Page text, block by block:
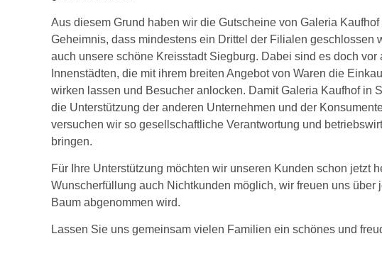
Aus diesem Grund haben wir die Gutscheine von Galeria
Geheimnis, dass mindestens ein Drittel der Filialen geschlossen
auch unsere schöne Kreisstadt Siegburg. Dabei sind es doch
Innenstädten, die mit ihrem breiten Angebot von Waren die
wirken lassen und Besucher anlocken. Damit Galeria Kaufhof in
die Unterstützung der anderen Unternehmen und der
versuchen wir so gesellschaftliche Verantwortung und
bringen.
Für Ihre Unterstützung möchten wir unseren Kunden schon jetzt
Wunscherfüllung auch Nichtkunden möglich, wir freuen uns über
Baum abgenommen wird.
Lassen Sie uns gemeinsam vielen Familien ein schönes und